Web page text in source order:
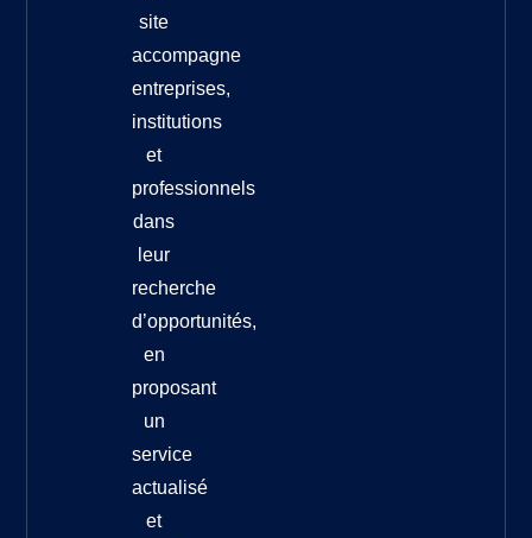
site
accompagne
entreprises,
institutions
et
professionnels
dans
leur
recherche
d’opportunités,
en
proposant
un
service
actualisé
et